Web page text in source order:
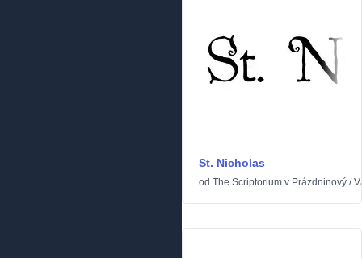
St. Nicholas
od The Scriptorium v Prázdninový /